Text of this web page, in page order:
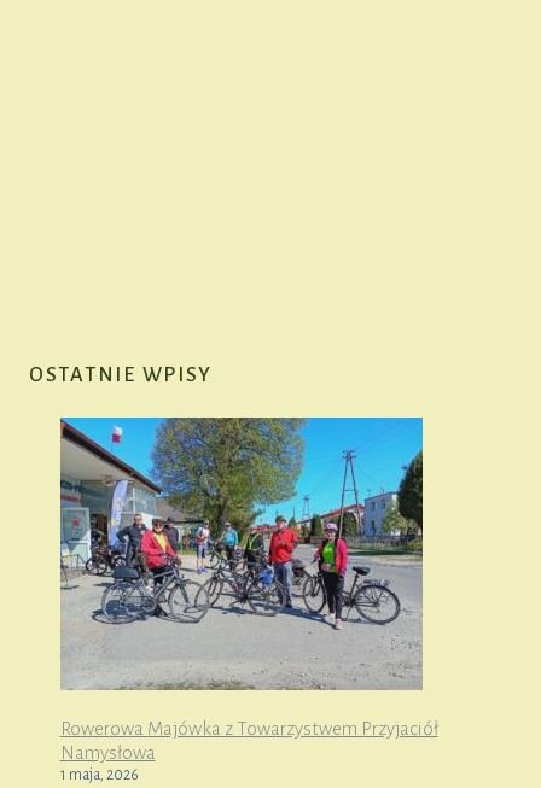
OSTATNIE WPISY
Rowerowa Majówka z Towarzystwem Przyjaciół
Namysłowa
1 maja, 2026